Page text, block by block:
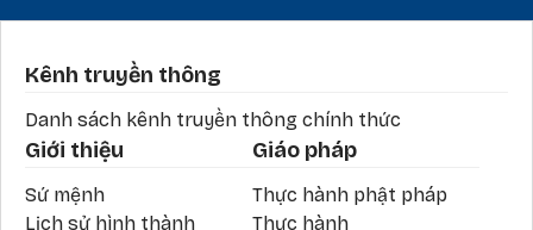
Phần chân
Kênh truyền thông
Danh sách kênh truyền thông chính thức
Giới thiệu
Sứ mệnh
Lịch sử hình thành
Giáo pháp
Thực hành phật pháp
Thực hành